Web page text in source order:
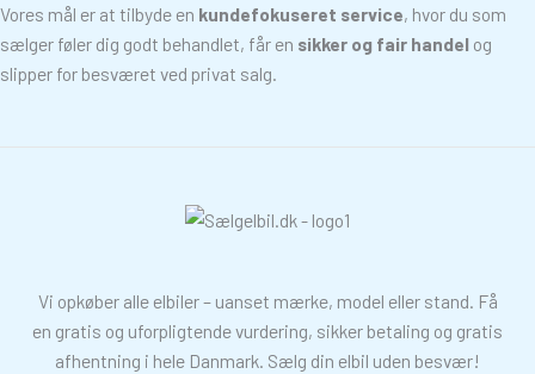
Vores mål er at tilbyde en kundefokuseret service, hvor du som
sælger føler dig godt behandlet, får en sikker og fair handel og
slipper for besværet ved privat salg.
Vi opkøber alle elbiler – uanset mærke, model eller stand. Få
en gratis og uforpligtende vurdering, sikker betaling og gratis
afhentning i hele Danmark. Sælg din elbil uden besvær!